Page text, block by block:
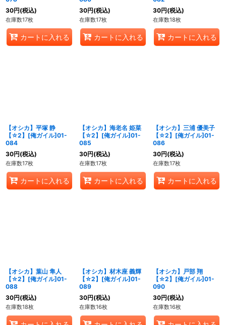
30円(税込)
在庫数17枚
カートに入れる
30円(税込)
在庫数17枚
カートに入れる
30円(税込)
在庫数18枚
カートに入れる
【オシカ】平塚 静
【☆2】[俺ガイル]01-
084
30円(税込)
在庫数17枚
カートに入れる
【オシカ】海老名 姫菜
【☆2】[俺ガイル]01-
085
30円(税込)
在庫数17枚
カートに入れる
【オシカ】三浦 優美子
【☆2】[俺ガイル]01-
086
30円(税込)
在庫数17枚
カートに入れる
【オシカ】葉山 隼人
【☆2】[俺ガイル]01-
088
30円(税込)
在庫数18枚
【オシカ】材木座 義輝
【☆2】[俺ガイル]01-
089
30円(税込)
在庫数16枚
【オシカ】戸部 翔
【☆2】[俺ガイル]01-
090
30円(税込)
在庫数16枚